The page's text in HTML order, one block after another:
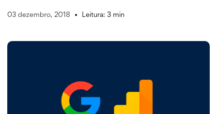
03 dezembro, 2018 Leitura: 3 min